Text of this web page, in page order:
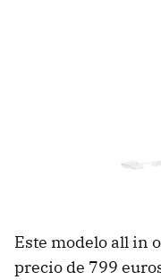
Este modelo all in
precio de 799